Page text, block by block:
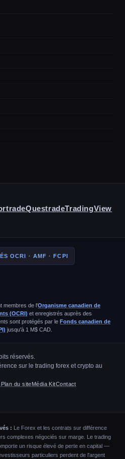
QuestradeTradingView
OCRI · AMF · FCPI
membres de l'Organisme canadien de
(OCRI) et enregistrés auprès des
sont protégés par le Fonds canadien de
jusqu'à 1 M$ CAD.
réservés.
sur le trading forex et crypto au
Plan du siteMédia KitContact
: Le Forex et les contrats sur différence
complexes négociés sur marge. Le trading
un risque élevé de perte en capital —
particuliers perdent de l'argent